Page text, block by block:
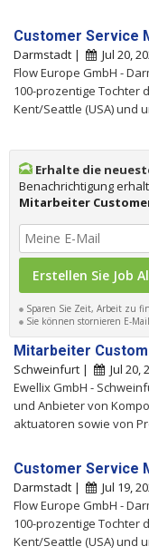
Customer Service
Darmstadt | Jul 20,
Flow Europe GmbH -
100-prozentige Tochter
Kent/Seattle (USA) und
Erhalte die
Benachrichtigung
Mitarbeiter
Sparen Sie Zeit, Arbeit zu
Sie können stornieren E-
Mitarbeiter
Schweinfurt | Jul 20,
Ewellix GmbH -
und Anbieter von
aktua­toren sowie von
Customer Service
Darmstadt | Jul 19,
Flow Europe GmbH -
100-prozentige Tochter
Kent/Seattle (USA) und